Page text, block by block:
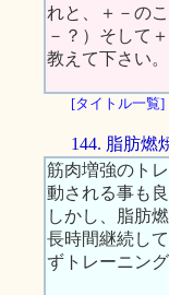
れと、＋－の
－？）そして
教えて下さい
[タイトル一覧]
144. 脂肪燃
筋肉増強のト
動される事も
しかし、脂肪
長時間継続し
ずトレーニン